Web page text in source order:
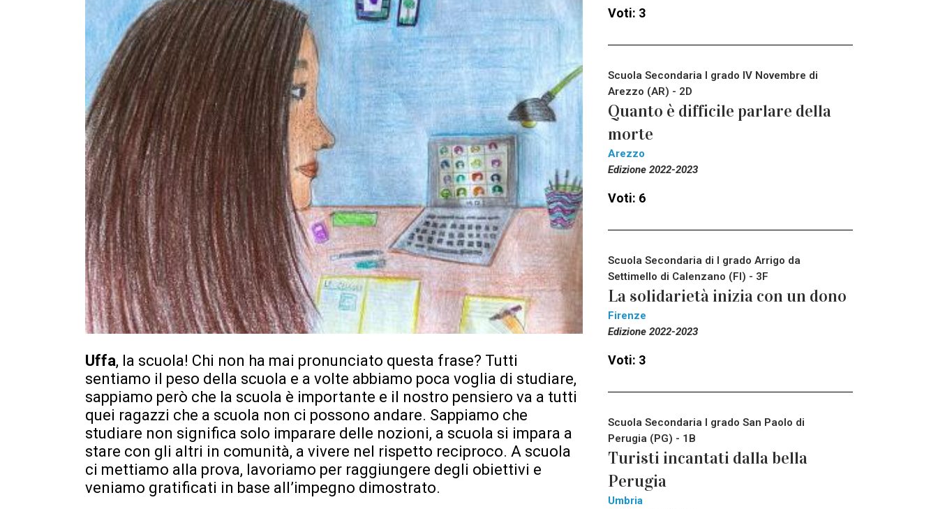
Uffa, la scuola! Chi non ha mai pronunciato questa frase? Tutti
sentiamo il peso della scuola e a volte abbiamo poca voglia di studiare,
sappiamo però che la scuola è importante e il nostro pensiero va a tutti
quei ragazzi che a scuola non ci possono andare. Sappiamo che
studiare non significa solo imparare delle nozioni, a scuola si impara a
stare con gli altri in comunità, a vivere nel rispetto reciproco. A scuola
ci mettiamo alla prova, lavoriamo per raggiungere degli obiettivi e
veniamo gratificati in base all’impegno dimostrato.
Voti: 3
Scuola Secondaria I grado IV Novembre di
Arezzo (AR) - 2D
Quanto è difficile parlare della
morte
Arezzo
Edizione 2022-2023
Voti: 6
Scuola Secondaria di I grado Arrigo da
Settimello di Calenzano (FI) - 3F
La solidarietà inizia con un dono
Firenze
Edizione 2022-2023
Voti: 3
Scuola Secondaria I grado San Paolo di
Perugia (PG) - 1B
Turisti incantati dalla bella
Perugia
Umbria